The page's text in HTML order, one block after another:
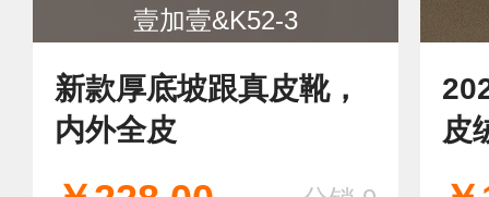
壹加壹&K52-3
新款厚底坡跟真皮靴，
内外全皮
皮